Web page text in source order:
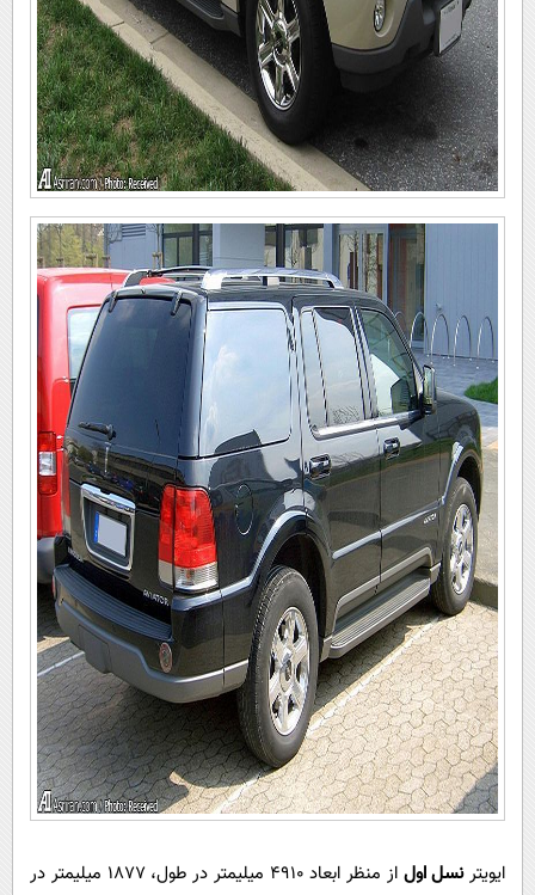
ایویترنسل اول
از منظر ابعاد 4910 میلیمتر در طول، 1877 میلیمتر در